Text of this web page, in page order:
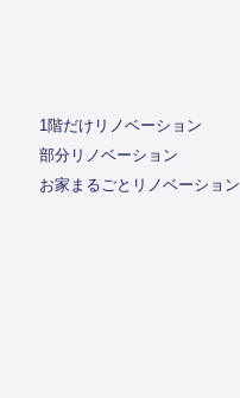
1階だけリノベーション
部分リノベーション
お家まるごとリノベーション